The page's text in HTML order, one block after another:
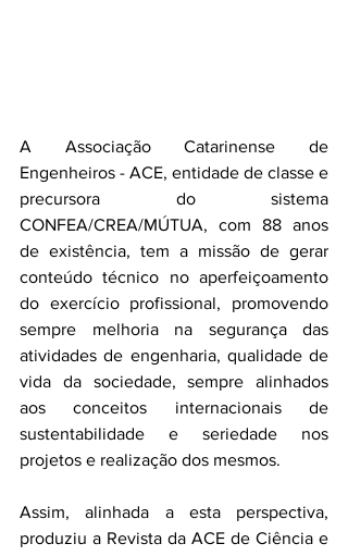
A Associação Catarinense de
Engenheiros - ACE, entidade de classe e
precursora do sistema
CONFEA/CREA/MÚTUA, com 88 anos
de existência, tem a missão de gerar
conteúdo técnico no aperfeiçoamento
do exercício profissional, promovendo
sempre melhoria na segurança das
atividades de engenharia, qualidade de
vida da sociedade, sempre alinhados
aos conceitos internacionais de
sustentabilidade e seriedade nos
projetos e realização dos mesmos.
Assim, alinhada a esta perspectiva,
produziu a Revista da ACE de Ciência e